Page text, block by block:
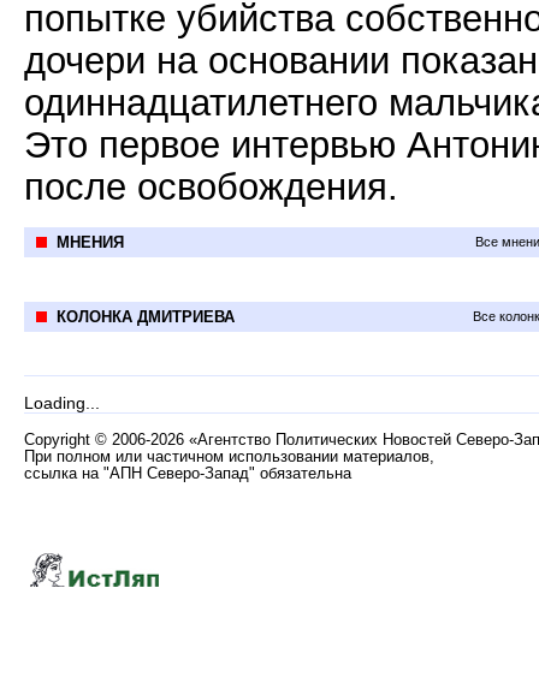
попытке убийства
дочери на основании
одиннадцатилетнего
Это первое интервью
после освобождения.
МНЕНИЯ Все
КОЛОНКА ДМИТРИЕВА Все
Loading...
Copyright © 2006-2026 «Агентство Политических Новостей Северо-
При полном или частичном использовании материалов,
ссылка на "АПН Северо-Запад" обязательна